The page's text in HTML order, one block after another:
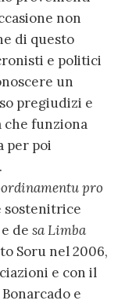
non
di questo
e politici
un
pregiudizi e
che funziona
per poi
pro
sostenitrice
de sa Limba
Soru nel 2006,
e con il
e